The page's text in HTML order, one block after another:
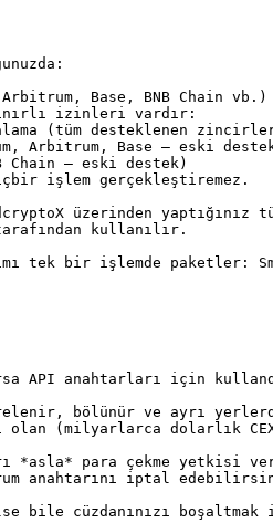
Base, BNB Chain
izinleri vardır:
işlem gerçekleştiremez.
üzerinden
kullanılır.
bir işlemde paketler:
API anahtarları için
bölünür ve ayrı
olan (milyarlarca dolarlık
*asla* para çekme yetkisi
anahtarını iptal
bile cüzdanınızı boşaltmak